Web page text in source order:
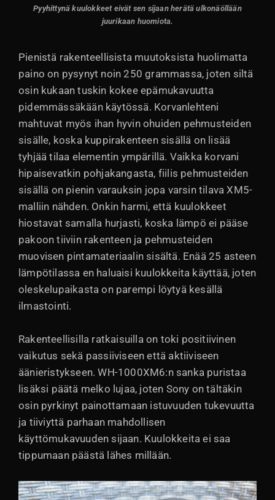
Pyyhittynä kuulokkeet eivät sen sijaan herätä ulkonäöllään
juurikaan huomiota.
Pienistä rakenteellisista muutoksista huolimatta
paino on pysynyt noin 250 grammassa, joten siltä
osin kukaan tuskin kokee epämukavuutta
pidemmässäkään käytössä. Korvanlehteni
mahtuvat myös ihan hyvin ohuiden pehmusteiden
sisälle, koska kuppirakenteen sisällä on lisää
tyhjää tilaa elementin ympärillä. Vaikka korvani
hipaisevatkin pohjakangasta, fiilis pehmusteiden
sisällä on pienin varauksin jopa varsin tilava XM5-
malliin nähden. Onkin harmi, että kuulokkeet
hiostavat samalla hurjasti, koska lämpö ei pääse
pakoon tiiviin rakenteen ja pehmusteiden
muovisen pintamateriaalin sisältä. Enää 25 asteen
lämpötilassa en haluaisi kuulokkeita käyttää, joten
oleskelupaikasta on parempi löytyä kesällä
ilmastointi.
Rakenteellisilla ratkaisuilla on toki positiivinen
vaikutus sekä passiiviseen että aktiiviseen
äänieristykseen. WH-1000XM6:n sanka puristaa
lisäksi päätä melko lujaa, joten Sony on tältäkin
osin pyrkinyt painottamaan istuvuuden tukevuutta
ja tiiviyttä parhaan mahdollisen
käyttömukavuuden sijaan. Kuulokkeita ei saa
tippumaan päästä lähes millään.